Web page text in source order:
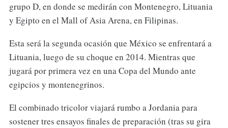
grupo D, en donde se medirán con Montenegro, Lituania
y Egipto en el Mall of Asia Arena, en Filipinas.
Esta será la segunda ocasión que México se enfrentará a
Lituania, luego de su choque en 2014. Mientras que
jugará por primera vez en una Copa del Mundo ante
egipcios y montenegrinos.
El combinado tricolor viajará rumbo a Jordania para
sostener tres ensayos finales de preparación (tras su gira